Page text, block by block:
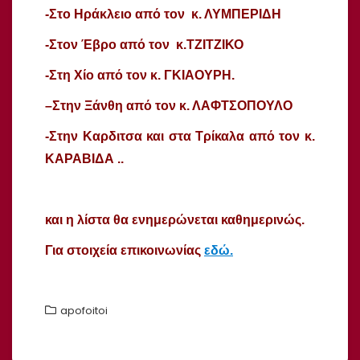
-Στο Ηράκλειο από τον κ. ΛΥΜΠΕΡΙΔΗ
-Στον Έβρο από τον κ.ΤΖΙΤΖΙΚΟ
-Στη Χίο από τον κ. ΓΚΙΑΟΥΡΗ.
–Στην Ξάνθη από τον κ. ΛΑΦΤΣΟΠΟΥΛΟ
-Στην Καρδιτσα και στα Τρίκαλα από τον κ.
ΚΑΡΑΒΙΔΑ ..
και η λίστα θα ενημερώνεται καθημερινώς.
Για στοιχεία επικοινωνίας εδώ.
apofoitoi